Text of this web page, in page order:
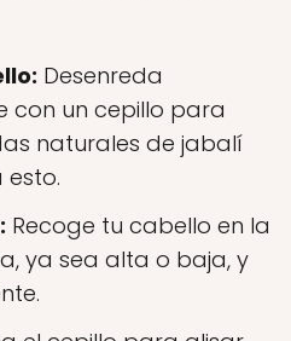
Desenreda
con un cepillo para
naturales de jabalí
esto.
Recoge tu cabello en la
ya sea alta o baja, y